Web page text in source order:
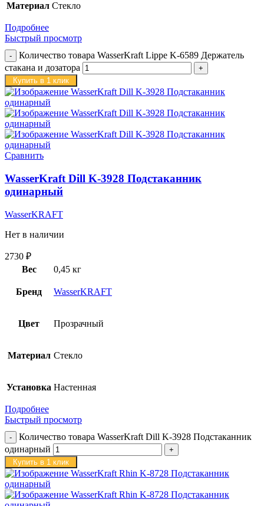
Материал Стекло
Подробнее
Быстрый просмотр
Количество товара WasserKraft Lippe K-6589 Держатель
стакана и дозатора
Купить в 1 клик
Сравнить
WasserKraft Dill K-3928 Подстаканник
одинарный
WasserKRAFT
Нет в наличии
2730 ₽
Вес
0,45 кг
Бренд WasserKRAFT
Цвет Прозрачный
Материал Стекло
Установка Настенная
Подробнее
Быстрый просмотр
Количество товара WasserKraft Dill K-3928 Подстаканник
одинарный
Купить в 1 клик